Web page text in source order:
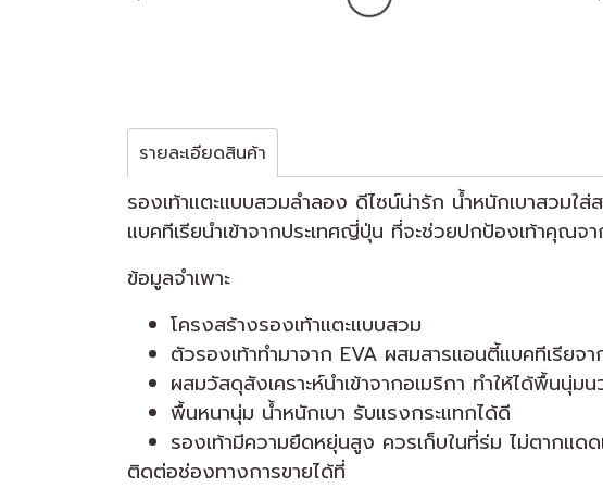
รายละเอียดสินค้า
รองเท้าแตะแบบสวมลำลอง ดีไซน์น่ารัก น้ำหนักเบาสวมใ
แบคทีเรียนำเข้าจากประเทศญี่ปุ่น ที่จะช่วยปกป้องเท้าคุณจา
ข้อมูลจำเพาะ
โครงสร้างรองเท้าแตะแบบสวม
ตัวรองเท้าทำมาจาก EVA ผสมสารแอนตี้แบคทีเรียจ
ผสมวัสดุสังเคราะห์นำเข้าจากอเมริกา ทำให้ได้พื้นนุ่ม
พื้นหนานุ่ม น้ำหนักเบา รับแรงกระแทกได้ดี
รองเท้ามีความยืดหยุ่นสูง ควรเก็บในที่ร่ม ไม่ตากแดด
ติดต่อช่องทางการขายได้ที่